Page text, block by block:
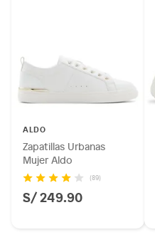
ALDO
Zapatillas Urbanas
Mujer Aldo
(89)
S/ 249.90